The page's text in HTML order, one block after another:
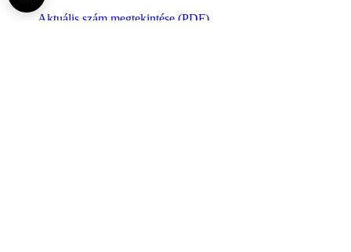
Aktuális szám megtekintése (PDF)